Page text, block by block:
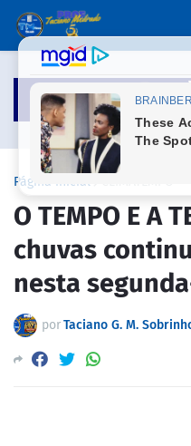
Página inicial
O TEMPO E A
chuvas
nesta
porTaciano G. M.